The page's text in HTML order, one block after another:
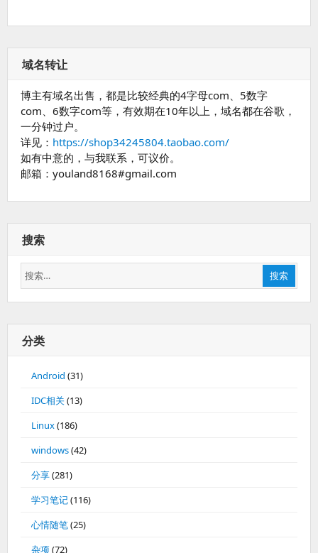
域名转让
博主有域名出售，都是比较经典的4字母com、5数字
com、6数字com等，有效期在10年以上，域名都在谷歌，
一分钟过户。
详见： https://shop34245804.taobao.com/
如有中意的，与我联系，可议价。
邮箱：youland8168#gmail.com
搜索
搜
索：
搜索
分类
Android (31)
IDC相关(13)
Linux(186)
windows(42)
分享(281)
学习笔记(116)
心情随笔(25)
杂项 (72)